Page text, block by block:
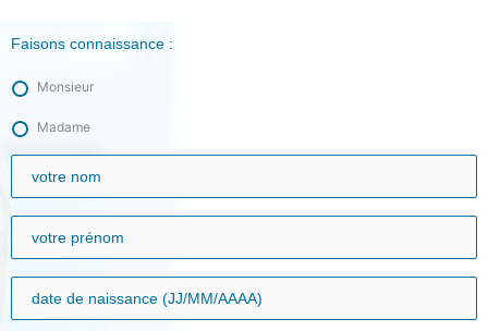
au
Faisons connaissance :
Monsieur
Madame